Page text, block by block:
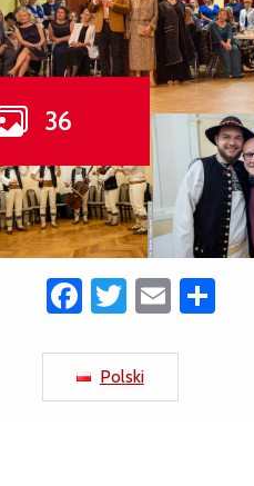
Facebook
Twitter
Email
Polski